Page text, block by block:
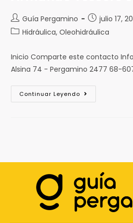
Guía Pergamino
julio 17,
Hidráulica, Oleohidráulica
Inicio Comparte este contacto
Alsina 74 - Pergamino 2477 68-
Continuar Leyendo